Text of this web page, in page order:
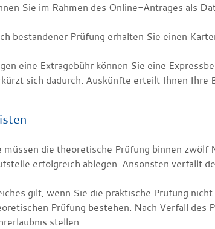
Sie im Rahmen des Online-Antrages als
bestandener Prüfung erhalten Sie einen
eine Extragebühr können Sie eine
sich dadurch. Auskünfte erteilt Ihnen Ihre
müssen die theoretische Prüfung binnen zwölf
erfolgreich ablegen. Ansonsten verfällt
gilt, wenn Sie die praktische Prüfung
Prüfung bestehen. Nach Verfall des
stellen.